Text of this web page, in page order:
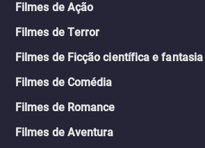
Filmes de Ação
Filmes de Terror
Filmes de Ficção científica e fantasia
Filmes de Comédia
Filmes de Romance
Filmes de Aventura